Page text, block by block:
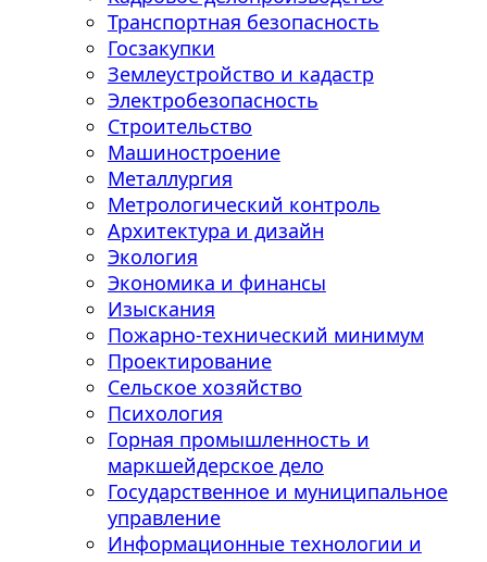
Транспортная безопасность
Госзакупки
Землеустройство и кадастр
Электробезопасность
Строительство
Машиностроение
Металлургия
Метрологический контроль
Архитектура и дизайн
Экология
Экономика и финансы
Изыскания
Пожарно-технический минимум
Проектирование
Сельское хозяйство
Психология
Горная промышленность и
маркшейдерское дело
Государственное и муниципальное
управление
Информационные технологии и